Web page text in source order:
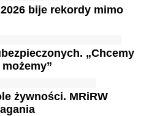
bije rekordy mimo
„Chcemy
żywności. MRiRW